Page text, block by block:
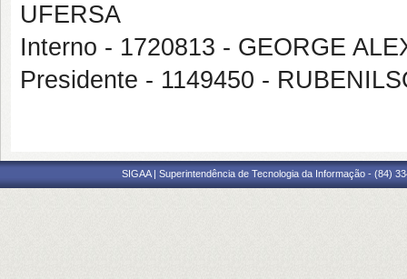
UFERSA
Interno - 1720813 - GEORGE
Presidente - 1149450 -
SIGAA | Superintendência de Tecnologia da Informação - (84)